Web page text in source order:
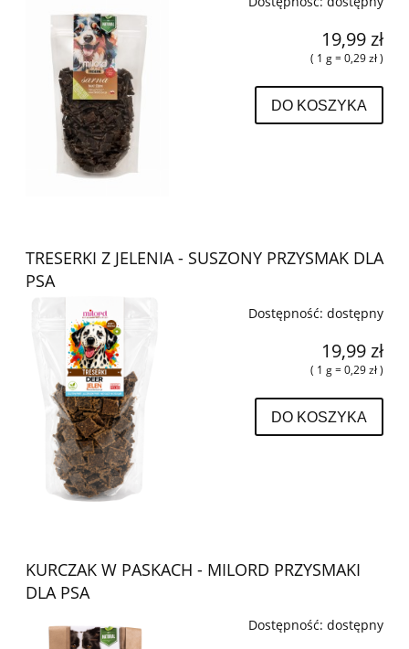
19,99 zł
( 1 g = 0,29 zł )
DO KOSZYKA
TRESERKI Z JELENIA - SUSZONY PRZYSMAK DLA
PSA
Dostępność: dostępny
19,99 zł
( 1 g = 0,29 zł )
DO KOSZYKA
KURCZAK W PASKACH - MILORD PRZYSMAKI
DLA PSA
Dostępność: dostępny